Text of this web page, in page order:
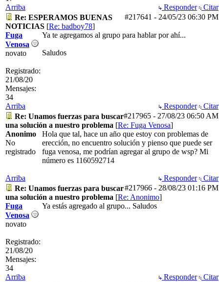
Arriba
Responder
Citar
#217641 - 24/05/23 06:30 PM
Re: ESPERAMOS BUENAS
NOTICIAS [Re: badboy78]
Fuga
Venosa
novato
Registrado:
21/08/20
Mensajes:
34
Ya te agregamos al grupo para hablar por ahí...
Saludos
Arriba Responder
Citar
#217965 - 27/08/23 06:50 AM
Re: Unamos fuerzas para buscar
una solución a nuestro problema [Re: Fuga Venosa]
Anonimo
No
registrado
Hola que tal, hace un año que estoy con problemas de
erección, no encuentro solución y pienso que puede ser
fuga venosa, me podrían agregar al grupo de wsp? Mi
número es 1160592714
Arriba Responder
Citar
#217966 - 28/08/23 01:16 PM
Re: Unamos fuerzas para buscar
una solución a nuestro problema [Re: Anonimo]
Fuga
Venosa
novato
Registrado:
21/08/20
Mensajes:
34
Ya estás agregado al grupo... Saludos
Arriba Responder
Citar